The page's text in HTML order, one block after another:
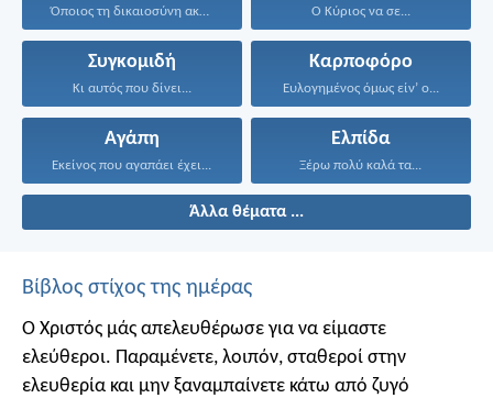
Όποιος τη δικαιοσύνη ακολουθεί... Ο Κύριος να σε...
Συγκομιδή
Κι αυτός που δίνει...
Καρποφόρο
Ευλογημένος όμως είν’ ο...
Αγάπη
Εκείνος που αγαπάει έχει...
Ελπίδα
Ξέρω πολύ καλά τα...
Άλλα θέματα ...
Βίβλος στίχος της ημέρας
Ο Χριστός μάς απελευθέρωσε για να είμαστε
ελεύθεροι. Παραμένετε, λοιπόν, σταθεροί στην
ελευθερία και μην ξαναμπαίνετε κάτω από ζυγό